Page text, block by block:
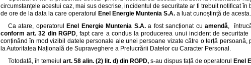
circumstanțele acestui caz, mai sus descrise, incidentul de securitate ar fi trebuit notificat
de ore de la data la care operatorul Enel Energie Muntenia S.A. a luat cunoștință de acesta.
Ca atare, operatorulEnel Energie Muntenia S.A.a fost sancționat cu amendă,
conform art. 32 din RGPD, fapt care a condus la producerea unui incident de
conținând în mod vizibil datele personale ale unei persoane vizate către o terță persoană,
la Autoritatea Națională de Supraveghere a Prelucrării Datelor cu Caracter Personal.
Totodată, în temeiul art. 58 alin. (2) lit. d) din RGPD, s-au dispus față de operatorul Enel